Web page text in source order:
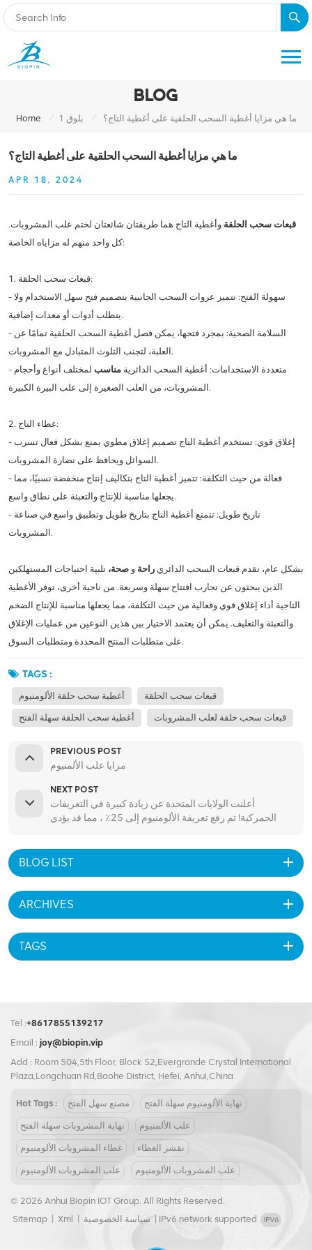
BLOG
Home / بلوق 1 / ما هي مزايا أغطية السحب الحلقية على أغطية التاج؟
ما هي مزايا أغطية السحب الحلقية على أغطية التاج؟
APR 18, 2024
قبعات سحب الحلقة وأغطية التاج هما طريقتان شائعتان لختم علب المشروبات.
كل واحد منهم له مزاياه الخاصة:
1. قبعات سحب الحلقة:
- سهولة الفتح: تتميز عروات السحب الجانبية بتصميم فتح سهل الاستخدام ولا
يتطلب أدوات أو معدات إضافية.
- السلامة الصحية: بمجرد فتحها، يمكن فصل أغطية السحب الحلقية تمامًا عن
العلبة، لتجنب التلوث المتبادل مع المشروبات.
- متعددة الاستخدامات: أغطية السحب الدائرية مناسب لمختلف أنواع وأحجام
المشروبات، من العلب الصغيرة إلى علب البيرة الكبيرة.
2. غطاء التاج:
- إغلاق قوي: تستخدم أغطية التاج تصميم إغلاق مطوي يمنع بشكل فعال تسرب
السوائل ويحافظ على نضارة المشروبات.
- فعالة من حيث التكلفة: تتميز أغطية التاج بتكاليف إنتاج منخفضة نسبيًا، مما
يجعلها مناسبة للإنتاج والتعبئة على نطاق واسع.
- تاريخ طويل: تتمتع أغطية التاج بتاريخ طويل وتطبيق واسع في صناعة
المشروبات.
بشكل عام، تقدم قبعات السحب الدائري راحة و صحة، تلبية احتياجات المستهلكين
الذين يبحثون عن تجارب افتتاح سهلة وسريعة. من ناحية أخرى، توفر الأغطية
التاجية أداء إغلاق قوي وفعالية من حيث التكلفة، مما يجعلها مناسبة للإنتاج الضخم
والتعبئة والتغليف. يمكن أن يعتمد الاختيار بين هذين النوعين من عمليات الإغلاق
على متطلبات المنتج المحددة ومتطلبات السوق.
TAGS :
أغطية سحب حلقة الألومنيوم قبعات سحب الحلقة
أغطية سحب الحلقة سهلة الفتح قبعات سحب حلقة لعلب المشروبات
PREVIOUS POST
مزايا علب الألمنيوم
NEXT POST
أعلنت الولايات المتحدة عن زيادة كبيرة في التعريفات
الجمركية! تم رفع تعريفة الألومنيوم إلى 25٪ ، مما قد يؤدي
BLOG LIST
ARCHIVES
TAGS
Tel :+8617855139217
Email : joy@biopin.vip
Add : Room 504,5th Floor, Block S2,Evergrande Crystal International
Plaza,Longchuan Rd,Baohe District, Hefei, Anhui,China
Hot Tags : مصنع سهل الفتح نهاية الألومنيوم سهلة الفتح
نهاية المشروبات سهلة الفتح علب الألمنيوم
غطاء المشروبات الألومنيوم تقشر الغطاء
علب المشروبات الألومنيوم علب المشروبات الألومنيوم
© 2026 Anhui Biopin IOT Group. All Rights Reserved.
Sitemap
Xml سياسة الخصوصية IPv6 network supported